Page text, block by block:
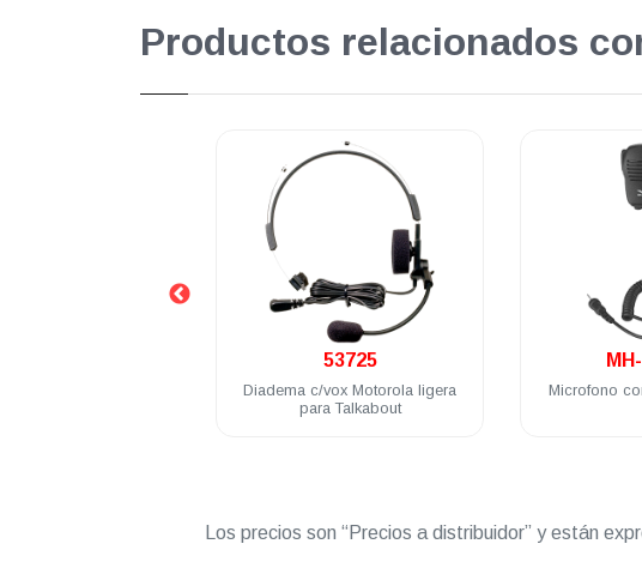
Productos relacionados
.
53725
Diadema c/vox Motorola ligera
para Talkabout
Microfono
Los precios son “Precios a distribuidor” y están